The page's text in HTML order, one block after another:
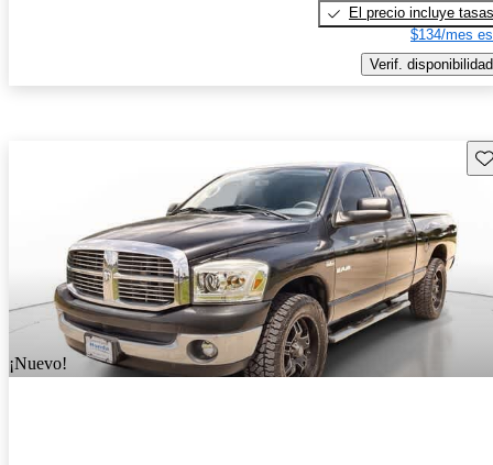
El precio incluye tasas
$134/mes
Verif. disponibilidad
¡Nuevo!